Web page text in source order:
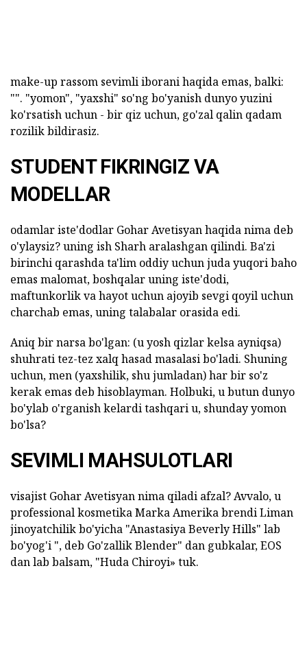
make-up rassom sevimli iborani haqida emas, balki:
"". "yomon", "yaxshi" so'ng bo'yanish dunyo yuzini
ko'rsatish uchun - bir qiz uchun, go'zal qalin qadam
rozilik bildirasiz.
STUDENT FIKRINGIZ VA
MODELLAR
odamlar iste'dodlar Gohar Avetisyan haqida nima deb
o'ylaysiz? uning ish Sharh aralashgan qilindi. Ba'zi
birinchi qarashda ta'lim oddiy uchun juda yuqori baho
emas malomat, boshqalar uning iste'dodi,
maftunkorlik va hayot uchun ajoyib sevgi qoyil uchun
charchab emas, uning talabalar orasida edi.
Aniq bir narsa bo'lgan: (u yosh qizlar kelsa ayniqsa)
shuhrati tez-tez xalq hasad masalasi bo'ladi. Shuning
uchun, men (yaxshilik, shu jumladan) har bir so'z
kerak emas deb hisoblayman. Holbuki, u butun dunyo
bo'ylab o'rganish kelardi tashqari u, shunday yomon
bo'lsa?
SEVIMLI MAHSULOTLARI
visajist Gohar Avetisyan nima qiladi afzal? Avvalo, u
professional kosmetika Marka Amerika brendi Liman
jinoyatchilik bo'yicha "Anastasiya Beverly Hills" lab
bo'yog'i ", deb Go'zallik Blender" dan gubkalar, EOS
dan lab balsam, "Huda Chiroyi» tuk.